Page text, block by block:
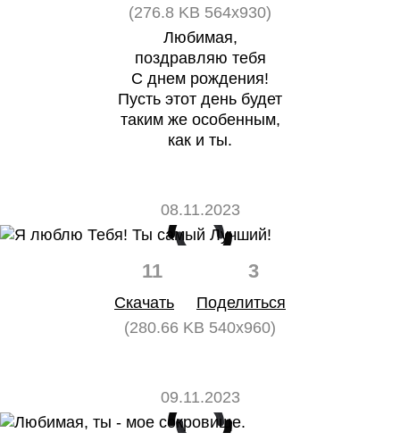
(276.8 KB 564x930)
Любимая,
поздравляю тебя
С днем рождения!
Пусть этот день будет
таким же особенным,
как и ты.
08.11.2023
11 3
Скачать
Поделиться
(280.66 KB 540x960)
09.11.2023